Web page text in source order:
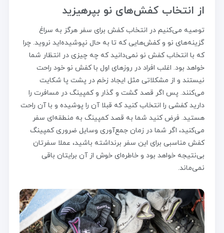
از انتخاب کفش‌های نو بپرهیزید
توصیه می‌کنیم در انتخاب کفش برای سفر هرگز به سراغ
گزینه‌های نو و کفش‌هایی که تا به حال نپوشیده‌اید نروید. چرا
که با انتخاب کفش نو نمی‌دانید که چه چیزی در انتظار شما
خواهد بود. اغلب افراد در روزهای اول با کفش‌ نو خود راحت
نیستند و از مشکلاتی مثل ایجاد زخم در پشت پا شکایت
می‌کنند. پس اگر قصد گشت و گذار و کمپینگ در مسافرت را
دارید کفشی را انتخاب کنید که قبلا آن را پوشیده و با آن راحت
هستید. فرض کنید شما به قصد کمپینگ به منطقه‌ای سفر
می‌کنید، اگر شما در زمان جمع‌آوری وسایل ضروری کمپینگ
کفش مناسبی برای این سفر برنداشته باشید، عملا سفرتان
بی‌نتیجه خواهد بود و خاطره‌ای خوش از آن برایتان باقی
نمی‌ماند.